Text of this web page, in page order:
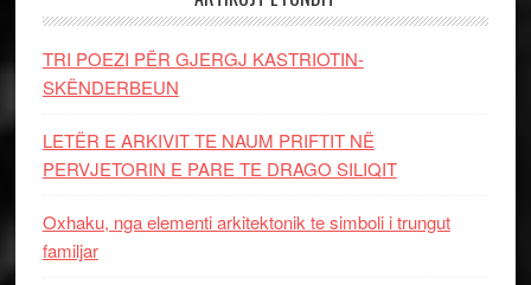
TRI POEZI PËR GJERGJ KASTRIOTIN-
SKËNDERBEUN
LETËR E ARKIVIT TE NAUM PRIFTIT NË
PERVJETORIN E PARE TE DRAGO SILIQIT
Oxhaku, nga elementi arkitektonik te simboli i trungut
familjar